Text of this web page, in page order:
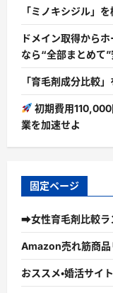
「ミノキシジル」を
ドメイン取得から
なら“全部まとめて
「育毛剤成分比較」
初期費用
業を加速せよ
固定ページ
➡女性育毛剤比較ラ
Amazon売れ筋商品
おススメ・婚活サイト